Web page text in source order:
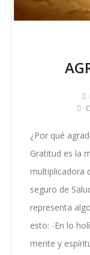
¿Por qué
Gratitud es la
multiplicadora
seguro de
representa
esto: -En lo
mente y